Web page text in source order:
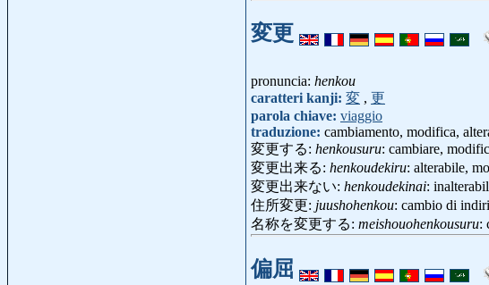
変更
pronuncia: henkou
caratteri kanji: 変 , 更
parola chiave: viaggio
traduzione: cambiamento, modifica,
変更する: henkousuru: cambiare,
変更出来る: henkoudekiru: alterabile,
変更出来ない: henkoudekinai:
住所変更: juushohenkou: cambio di
名称を変更する: meishouohenkousuru:
偏屈